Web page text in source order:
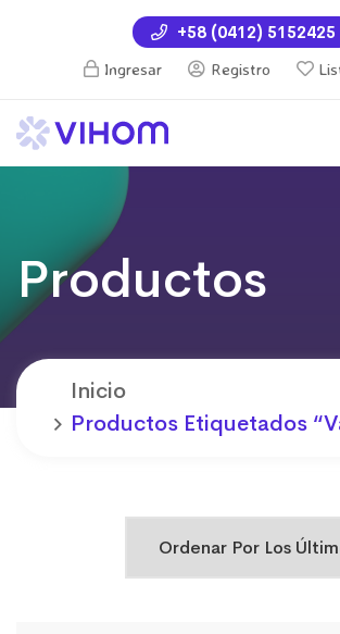
+58 (0412) 5152425
Ingresar
Registro
Productos
Inicio
Productos Etiquetados